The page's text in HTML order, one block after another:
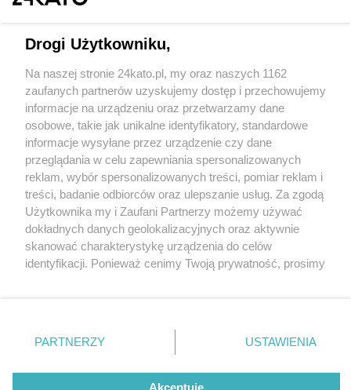
1 / 0
Wydawca mediów lokalnych
Nie zapomnij
zapoznać się z:
polityką prywatności regulamin korzystania z portali
Twojemiasto
Piekary Śląskie
Chorzów
Tarnowskie Góry
Gliwice
Skontakuj sięz nami
Kontakt
Wydawca
Redakcja
Drogi Użytkowniku,
Na naszej stronie 24kato.pl, my oraz naszych 1162
zaufanych partnerów uzyskujemy dostęp i przechowujemy
informacje na urządzeniu oraz przetwarzamy dane
osobowe, takie jak unikalne identyfikatory, standardowe
informacje wysyłane przez urządzenie czy dane
przeglądania w celu zapewniania spersonalizowanych
reklam, wybór spersonalizowanych treści, pomiar reklam i
treści, badanie odbiorców oraz ulepszanie usług. Za zgodą
Użytkownika my i Zaufani Partnerzy możemy używać
dokładnych danych geolokalizacyjnych oraz aktywnie
skanować charakterystykę urządzenia do celów
identyfikacji. Ponieważ cenimy Twoją prywatność, prosimy
prywatności znajdujący się w lewym dolnym rogu strony
. Niektóre rodzaje przetwarzania danych nie wymagają
zgody użytkownika, ale masz prawo sprzeciwić się
takiemu przetwarzaniu. Preferencje będą miały
PARTNERZY USTAWIENIA
Akceptuję